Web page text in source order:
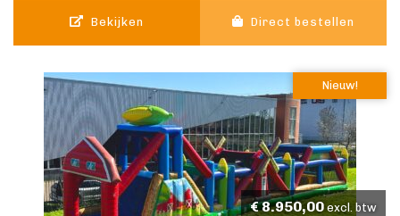
Bekijken Direct bestellen
Nieuw!
€8.950,00 excl. btw